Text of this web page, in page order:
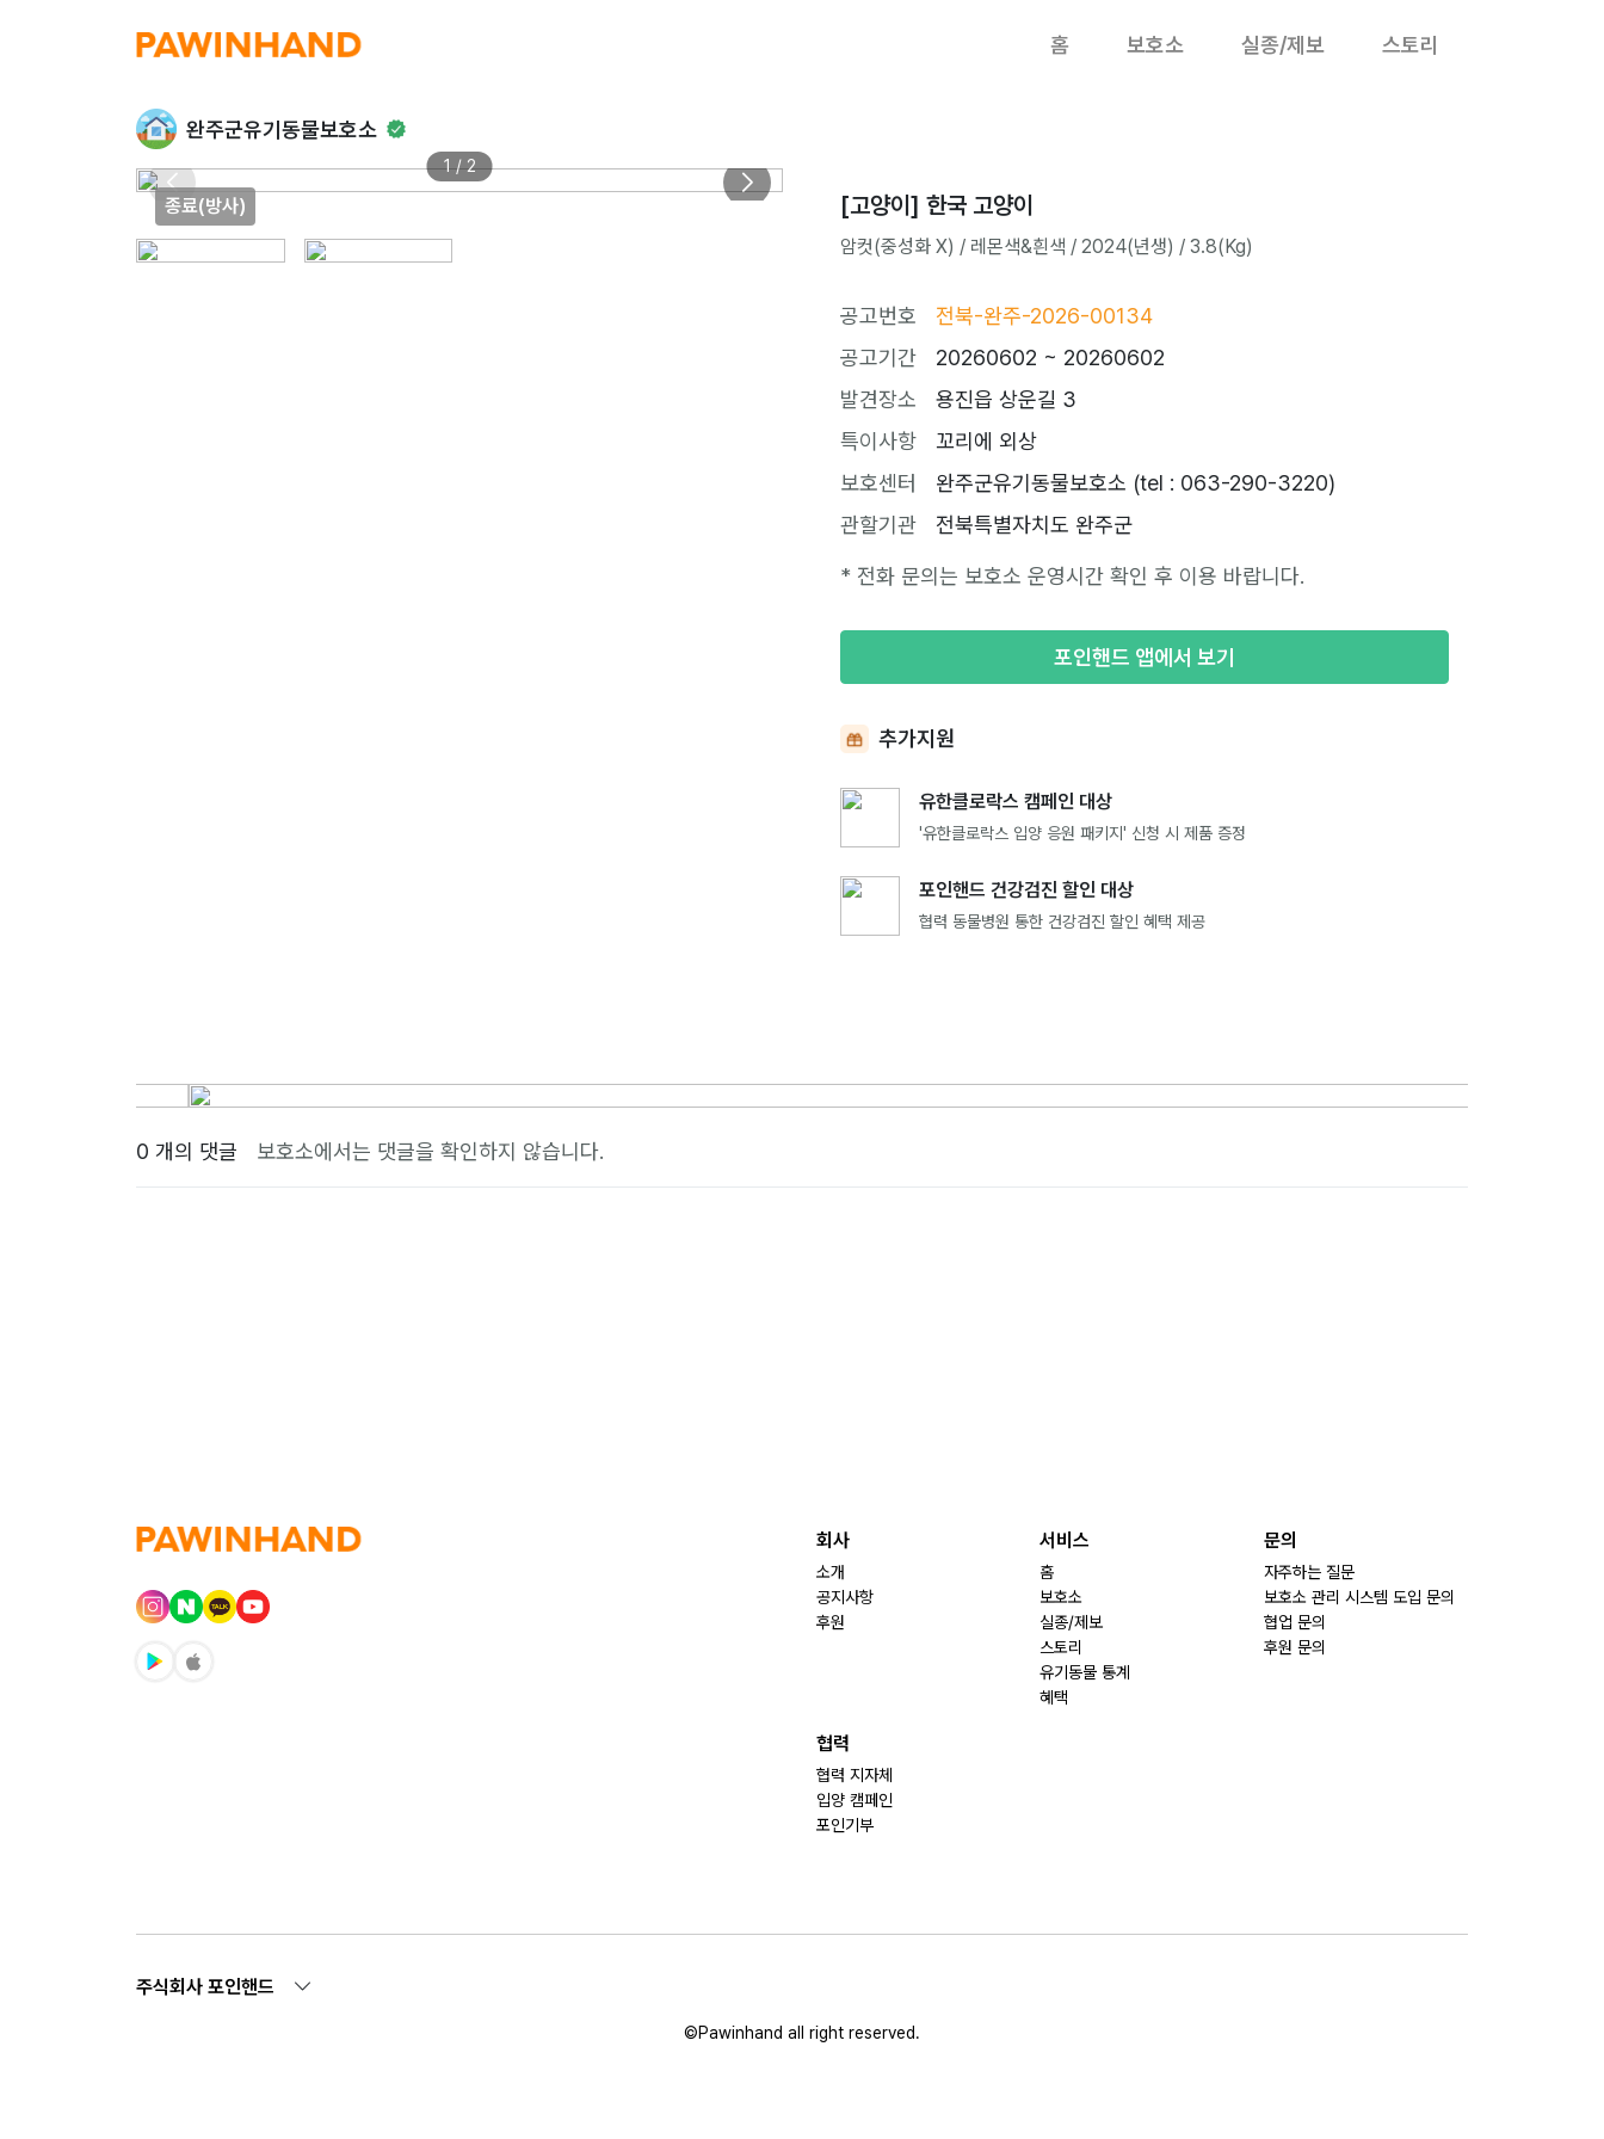
홈 보호소 실종/제보 스토리
완주군유기동물보호소
종료(방사)
1 / 2
[고양이] 한국 고양이
암컷(중성화 X) / 레몬색&흰색 / 2024(년생) / 3.8(Kg)
공고번호
전북-완주-2026-00134
공고기간
20260602 ~ 20260602
발견장소
용진읍 상운길 3
특이사항
꼬리에 외상
보호센터
완주군유기동물보호소 (tel : 063-290-3220)
관할기관
전북특별자치도 완주군
* 전화 문의는 보호소 운영시간 확인 후 이용 바랍니다.
포인핸드 앱에서 보기
추가지원
유한클로락스 캠페인 대상
'유한클로락스 입양 응원 패키지' 신청 시 제품 증정
포인핸드 건강검진 할인 대상
협력 동물병원 통한 건강검진 할인 혜택 제공
0 개의 댓글 보호소에서는 댓글을 확인하지 않습니다.
회사
소개
공지사항
후원
서비스
홈
보호소
실종/제보
스토리
유기동물 통계
혜택
문의
자주하는 질문
보호소 관리 시스템 도입 문의
협업 문의
후원 문의
협력
협력 지자체
입양 캠페인
포인기부
주식회사 포인핸드
©Pawinhand all right reserved.